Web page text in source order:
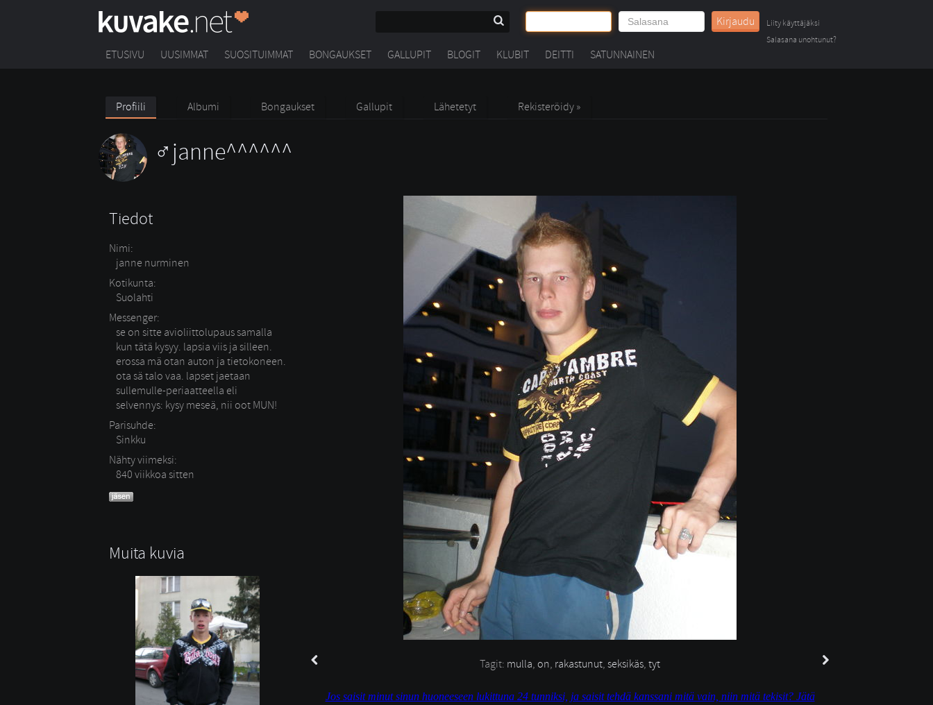
Kirjaudu
Liity käyttäjäksi
Salasana unohtunut?
ETUSIVU UUSIMMAT SUOSITUIMMAT BONGAUKSET GALLUPIT BLOGIT KLUBIT DEITTI SATUNNAINEN
Profiili Albumi Bongaukset Gallupit Lähetetyt Rekisteröidy »
janne^^^^^^
Tiedot
Nimi:
janne nurminen
Kotikunta:
Suolahti
Messenger:
se on sitte avioliittolupaus samalla
kun tätä kysyy. lapsia viis ja silleen.
erossa mä otan auton ja tietokoneen.
ota sä talo vaa. lapset jaetaan
sullemulle-periaatteella eli
selvennys: kysy meseä, nii oot MUN!
Parisuhde:
Sinkku
Nähty viimeksi:
840 viikkoa sitten
Muita kuvia
Tagit: mulla, on, rakastunut, seksikäs, tyt
Jos saisit minut sinun huoneeseen lukittuna 24 tunniksi, ja saisit tehdä kanssani mitä vain, niin mitä tekisit? Jätä